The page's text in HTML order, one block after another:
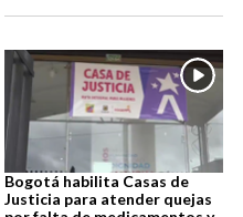
Bogotá habilita Casas de
Justicia para atender quejas